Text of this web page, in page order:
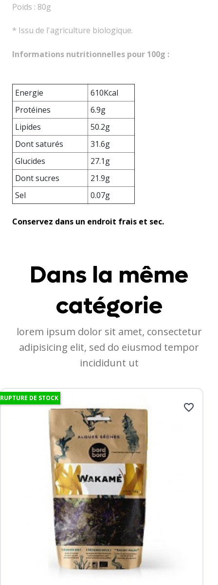
Poids : 80g
* Issu de l'agriculture biologique.
Informations nutritionnelles pour 100g :
Energie
610Kcal
Protéines
6.9g
Lipides
50.2g
Dont saturés
31.6g
Glucides
27.1g
Dont sucres
21.9g
Sel
0.07g
Conservez dans un endroit frais et sec.
Dans la même
catégorie
lorem ipsum dolor sit amet, consectetur
adipisicing elit, sed do eiusmod tempor
incididunt ut
RUPTURE DE STOCK
favorite_border